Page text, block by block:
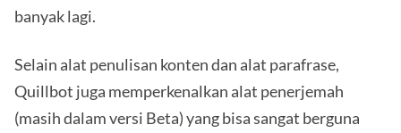
banyak lagi.
Selain alat penulisan konten dan alat parafrase,
Quillbot juga memperkenalkan alat penerjemah
(masih dalam versi Beta) yang bisa sangat berguna